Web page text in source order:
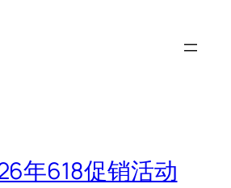
年618促销活动